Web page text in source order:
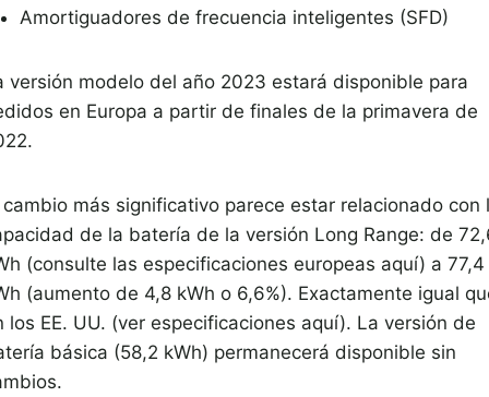
Amortiguadores de frecuencia inteligentes (SFD)
versión modelo del año 2023 estará disponible para
en Europa a partir de finales de la primavera de
cambio más significativo parece estar relacionado con
de la batería de la versión Long Range: de
(consulte las especificaciones europeas aquí) a 77,4
(aumento de 4,8 kWh o 6,6%). Exactamente igual
los EE. UU. (ver especificaciones aquí). La versión de
básica (58,2 kWh) permanecerá disponible sin